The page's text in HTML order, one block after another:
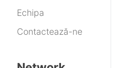
Echipa
Contactează-ne